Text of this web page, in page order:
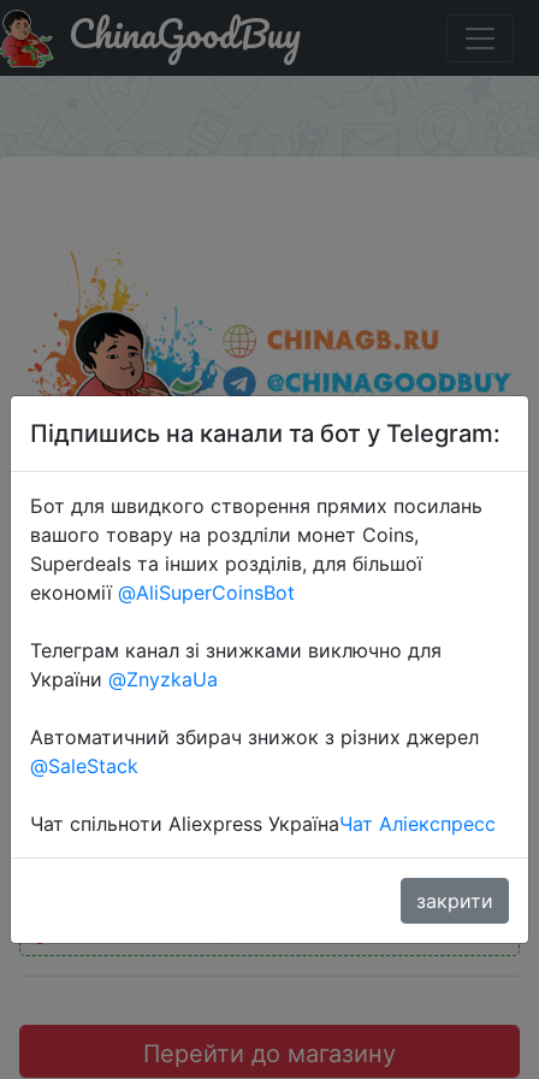
Промокод на знижку 1743 2 милкшейка 0,4 л всего за
134 руб. в KFCChinaGoodBuy
2020-11-04
руб. в KFC
134 руб.
Перейти до магазину
Підпишись на канали та бот у Telegram:
Бот для швидкого створення прямих посилань
вашого товару на роздліли монет Coins,
Superdeals та інших розділів, для більшої
економії @AliSuperCoinsBot
Телеграм канал зі знижками виключно для
України @ZnyzkaUa
Автоматичний збирач знижок з різних джерел
@SaleStack
Чат спільноти Aliexpress УкраїнаЧат Аліекспресс
закрити